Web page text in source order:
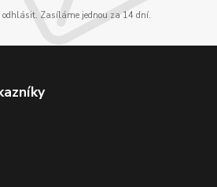
odhlásit. Zasíláme jednou za 14 dní.